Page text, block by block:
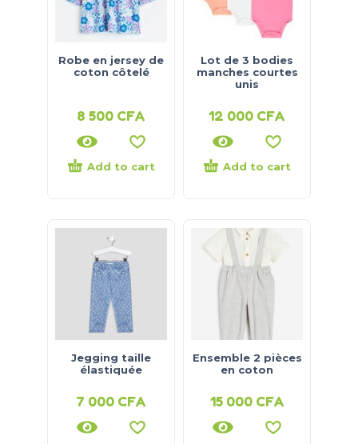
Robe en jersey de
coton côtelé
8 500 CFA
Add to cart
Lot de 3 bodies
manches courtes
unis
12 000 CFA
Add to cart
Jegging taille
élastiquée
7 000 CFA
Ensemble 2 pièces
en coton
15 000 CFA